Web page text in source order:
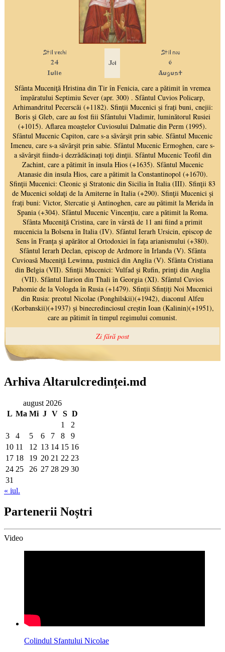
Arhiva Altarulcredinței.md
august 2026
L Ma Mi J V S D
1
2
3
4 5 6 7 8
9
10 11 12 13 14 15 16
17 18 19 20 21 22 23
24 25 26 27 28 29 30
31
« iul.
Partenerii Noștri
Video
Colindul Sfantului Nicolae